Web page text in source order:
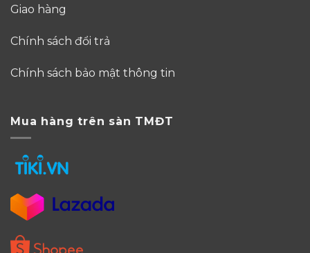
Giao hàng
Chính sách đổi trả
Chính sách bảo mật thông tin
Mua hàng trên sàn TMĐT